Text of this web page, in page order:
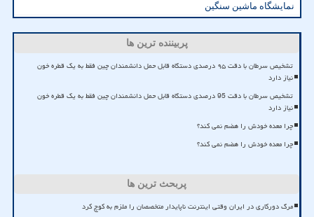
نمایشگاه ماشین سنگین
پربیننده ترین ها
تشخیص سرطان با دقت ۹۵ درصدی دستگاه قابل حمل دانشمندان چین فقط به یک قطره خون
نیاز دارد
تشخیص سرطان با دقت 95 درصدی دستگاه قابل حمل دانشمندان چین فقط به یک قطره خون
نیاز دارد
چرا معده خودش را هضم نمی کند؟
چرا معده خودش را هضم نمی کند؟
پربحث ترین ها
مرگ دورکاری در ایران وقتی اینترنت ناپایدار متخصصان را ملزم به کوچ کرد